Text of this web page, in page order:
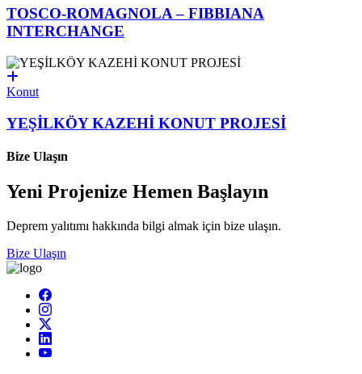
TOSCO-ROMAGNOLA – FIBBIANA
INTERCHANGE
Konut
YEŞİLKÖY KAZEHİ KONUT PROJESİ
Bize Ulaşın
Yeni Projenize Hemen Başlayın
Deprem yalıtımı hakkında bilgi almak için bize ulaşın.
Bize Ulaşın